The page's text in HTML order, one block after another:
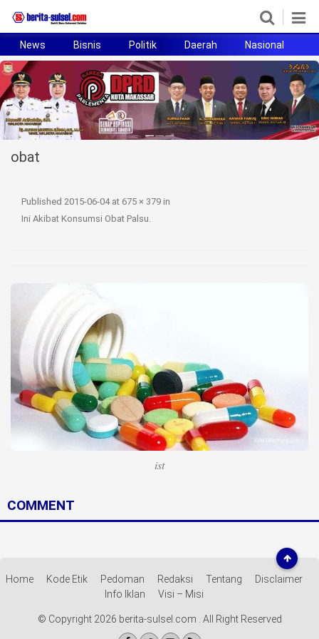
Home
News
Politik
Pendidikan
Bisnis
Sport
Life Style
Profil
Opini
Video
News Bisnis Politik Daerah Nasional
obat
Published 2015-06-04at 675 × 379 in
Ini Akibat Konsumsi Obat Palsu
ist
COMMENT
Home Kode Etik Pedoman Redaksi Tentang
Disclaimer
Info Iklan
Visi – Misi
© Copyright 2026 berita-sulsel.com . All Right Reserved